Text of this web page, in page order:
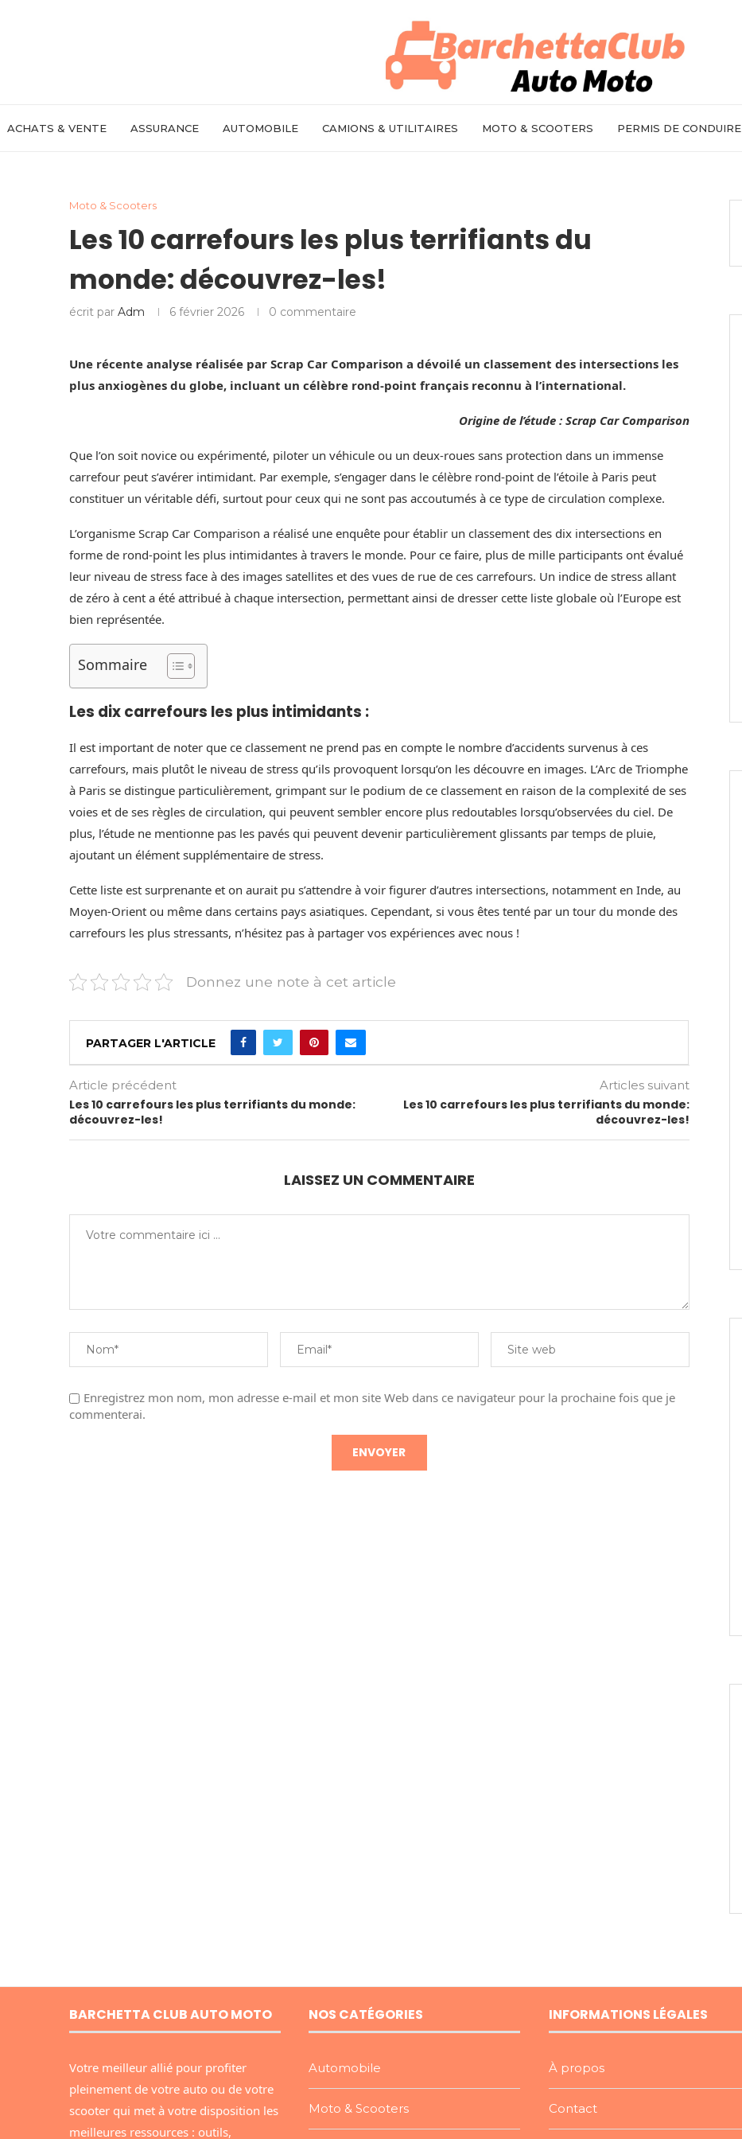
ACHATS & VENTE ASSURANCE AUTOMOBILE CAMIONS & UTILITAIRES MOTO & SCOOTERS PERMIS DE CONDUIRE
Moto & Scooters
Les 10 carrefours les plus terrifiants du
monde: découvrez-les!
écrit par Adm 6 février 2026 0 commentaire
Une récente analyse réalisée par Scrap Car Comparison a dévoilé un classement des intersections les
plus anxiogènes du globe, incluant un célèbre rond-point français reconnu à l’international.
Origine de l’étude : Scrap Car Comparison
Que l’on soit novice ou expérimenté, piloter un véhicule ou un deux-roues sans protection dans un immense
carrefour peut s’avérer intimidant. Par exemple, s’engager dans le célèbre rond-point de l’étoile à Paris peut
constituer un véritable défi, surtout pour ceux qui ne sont pas accoutumés à ce type de circulation complexe.
L’organisme Scrap Car Comparison a réalisé une enquête pour établir un classement des dix intersections en
forme de rond-point les plus intimidantes à travers le monde. Pour ce faire, plus de mille participants ont évalué
leur niveau de stress face à des images satellites et des vues de rue de ces carrefours. Un indice de stress allant
de zéro à cent a été attribué à chaque intersection, permettant ainsi de dresser cette liste globale où l’Europe est
bien représentée.
Sommaire
Les dix carrefours les plus intimidants :
Il est important de noter que ce classement ne prend pas en compte le nombre d’accidents survenus à ces
carrefours, mais plutôt le niveau de stress qu’ils provoquent lorsqu’on les découvre en images. L’Arc de Triomphe
à Paris se distingue particulièrement, grimpant sur le podium de ce classement en raison de la complexité de ses
voies et de ses règles de circulation, qui peuvent sembler encore plus redoutables lorsqu’observées du ciel. De
plus, l’étude ne mentionne pas les pavés qui peuvent devenir particulièrement glissants par temps de pluie,
ajoutant un élément supplémentaire de stress.
Cette liste est surprenante et on aurait pu s’attendre à voir figurer d’autres intersections, notamment en Inde, au
Moyen-Orient ou même dans certains pays asiatiques. Cependant, si vous êtes tenté par un tour du monde des
carrefours les plus stressants, n’hésitez pas à partager vos expériences avec nous !
Donnez une note à cet article
PARTAGER L'ARTICLE
Article précédent
Les 10 carrefours les plus terrifiants du monde:
découvrez-les!
Articles suivant
Les 10 carrefours les plus terrifiants du monde:
découvrez-les!
LAISSEZ UN COMMENTAIRE
Enregistrez mon nom, mon adresse e-mail et mon site Web dans ce navigateur pour la prochaine fois que je
commenterai.
BARCHETTA CLUB AUTO MOTO
Votre meilleur allié pour profiter
pleinement de votre auto ou de votre
scooter qui met à votre disposition les
meilleures ressources : outils,
NOS CATÉGORIES
Automobile
Moto & Scooters
INFORMATIONS LÉGALES
À propos
Contact